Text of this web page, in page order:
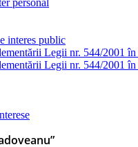
personal
interes public
Legii nr. 544/2001
Legii nr. 544/2001